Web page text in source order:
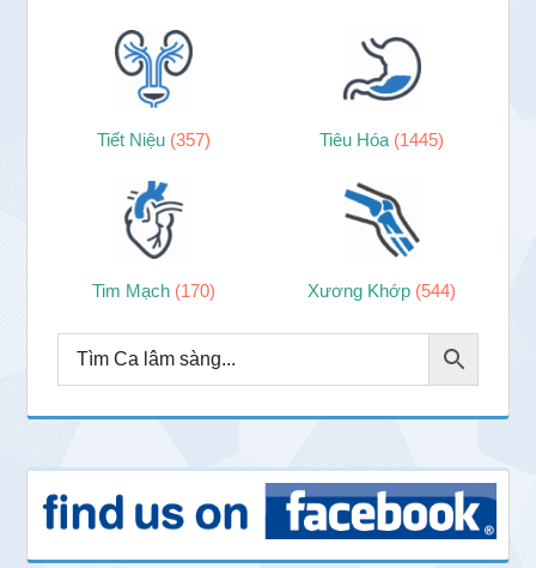
Tiết Niệu (357) Tiêu Hóa (1445)
Tim Mạch (170) Xương Khớp (544)